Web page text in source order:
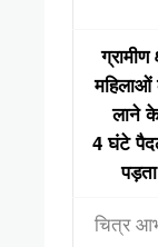
ग्रामीण
महिलाओं
लाने
4 घंटे
चित्र